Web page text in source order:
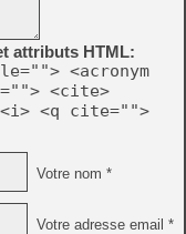
attributs HTML:
<acronym
<cite>
<i> <q cite="">
Votre nom *
Votre adresse email *